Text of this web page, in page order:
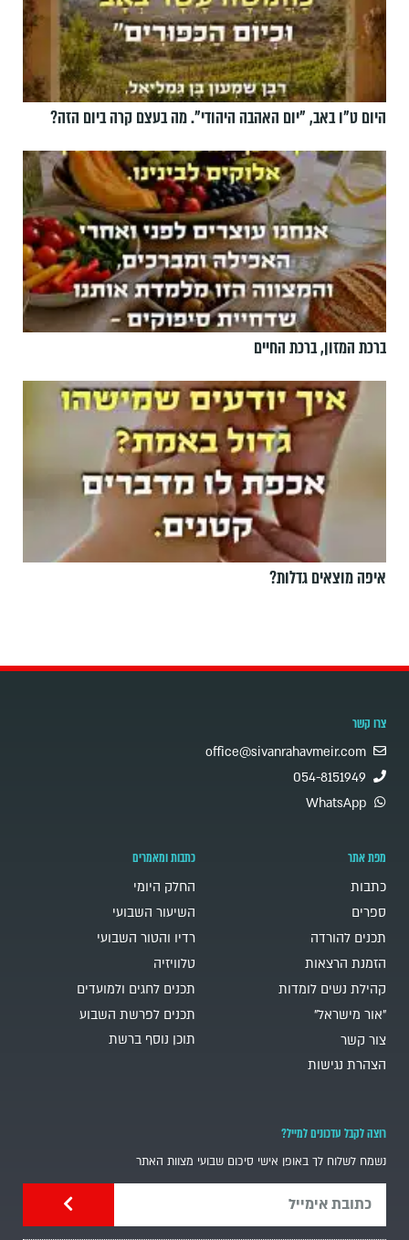
היום ט"ו באב, ”יום האהבה היהודי". מה בעצם קרה ביום הזה?
ברכת המזון, ברכת החיים
איפה מוצאים גדלות?
צרו קשר
office@sivanrahavmeir.com
054-8151949
WhatsApp
מפת אתר
כתבות
ספרים
תכנים להורדה
הזמנת הרצאות
קהילת נשים לומדות
"אור מישראל"
צור קשר
הצהרת נגישות
כתבות ומאמרים
החלק היומי
השיעור השבועי
רדיו והטור השבועי
טלוויזיה
תכנים לחגים ולמועדים
תכנים לפרשת השבוע
תוכן נוסף ברשת
רוצה לקבל עדכונים למייל?
נשמח לשלוח לך באופן אישי סיכום שבועי מצוות האתר